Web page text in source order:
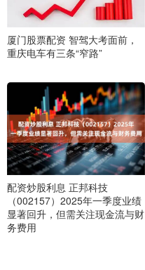
厦门股票配资 智驾大考面前，
重庆电车有三条“窄路”
配资炒股利息 正邦科技
（002157）2025年一季度业绩
显著回升，但需关注现金流与财
务费用